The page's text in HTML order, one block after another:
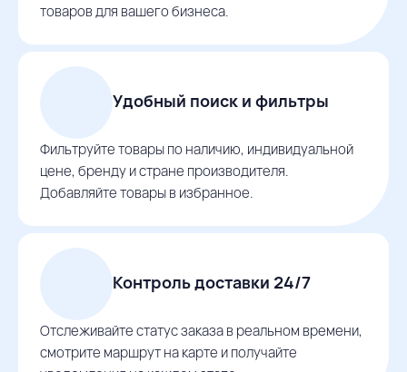
товаров для вашего бизнеса.
Удобный поиск и фильтры
Фильтруйте товары по наличию, индивидуальной
цене, бренду и стране производителя.
Добавляйте товары в избранное.
Контроль доставки 24/7
Отслеживайте статус заказа в реальном времени,
смотрите маршрут на карте и получайте